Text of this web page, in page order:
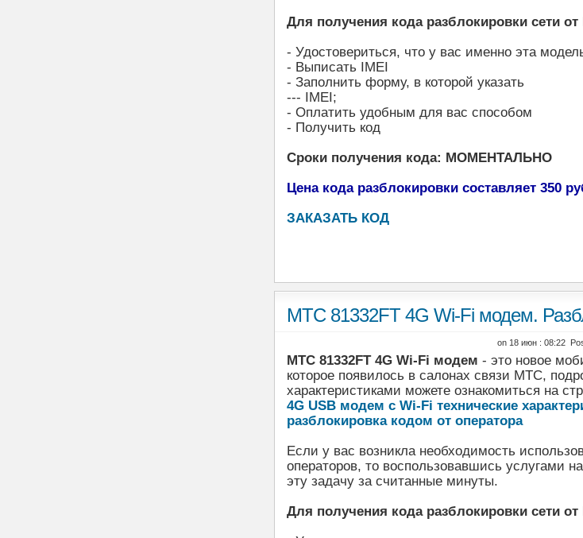
Для получения кода разблокировки сети от
- Удостовериться, что у вас именно эта
- Выписать IMEI
- Заполнить форму, в которой указать
--- IMEI;
- Оплатить удобным для вас способом
- Получить код
Сроки получения кода: МОМЕНТАЛЬНО
Цена кода разблокировки составляет 350
ЗАКАЗАТЬ КОД
МТС 81332FT 4G Wi-Fi модем.
on 18 июн : 08:22
МТС 81332FT 4G Wi-Fi модем - это новое
которое появилось в салонах связи МТС,
характеристиками можете ознакомиться на
4G USB модем с Wi-Fi технические
разблокировка кодом от оператора
Если у вас возникла необходимость
операторов, то воспользовавшись услугами
эту задачу за считанные минуты.
Для получения кода разблокировки сети от